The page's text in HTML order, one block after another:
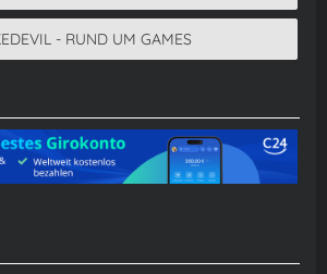
- RUND UM GAMES